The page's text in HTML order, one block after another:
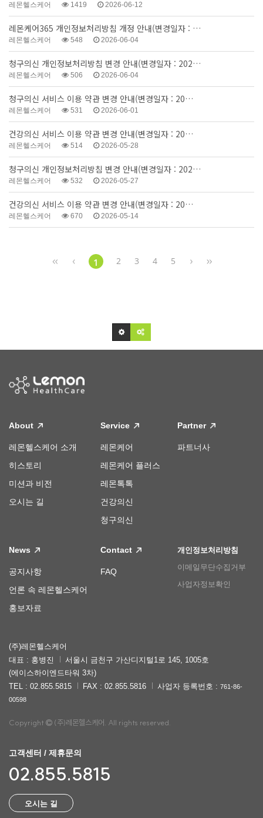
레몬헬스케어 1419 2026-06-12
레몬케어365 개인정보처리방침 개정 안내(변경일자 : …
레몬헬스케어 548 2026-06-04
청구의신 개인정보처리방침 변경 안내(변경일자 : 202…
레몬헬스케어 506 2026-06-04
청구의신 서비스 이용 약관 변경 안내(변경일자 : 20…
레몬헬스케어 531 2026-06-01
건강의신 서비스 이용 약관 변경 안내(변경일자 : 20…
레몬헬스케어 514 2026-05-28
청구의신 개인정보처리방침 변경 안내(변경일자 : 202…
레몬헬스케어 532 2026-05-27
건강의신 서비스 이용 약관 변경 안내(변경일자 : 20…
레몬헬스케어 670 2026-05-14
1 2 3 4 5
About
레몬헬스케어 소개
히스토리
미션과 비전
오시는 길
Service
레몬케어
레몬케어 플러스
레몬톡톡
건강의신
청구의신
Partner
파트너사
News
공지사항
언론 속 레몬헬스케어
홍보자료
Contact
FAQ
개인정보처리방침
이메일무단수집거부
사업자정보확인
(주)레몬헬스케어
대표 : 홍병진
서울시 금천구 가산디지털1로 145, 1005호
(에이스하이엔드타워 3차)
TEL : 02.855.5815
FAX : 02.855.5816 사업자 등록번호 : 761-86-
00598
Copyright (주)레몬헬스케어. All rights reserved.
고객센터 / 제휴문의
02.855.5815
오시는 길